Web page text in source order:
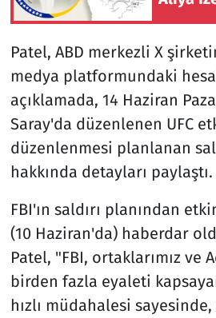
Patel, ABD merkezli X
medya platformundaki
açıklamada, 14 Haziran
Saray'da düzenlenen UFC
düzenlenmesi planlanan
hakkında detayları paylaştı.
FBI'ın saldırı planından
(10 Haziran'da) haberdar
Patel, "FBI, ortaklarımız ve
birden fazla eyaleti
hızlı müdahalesi